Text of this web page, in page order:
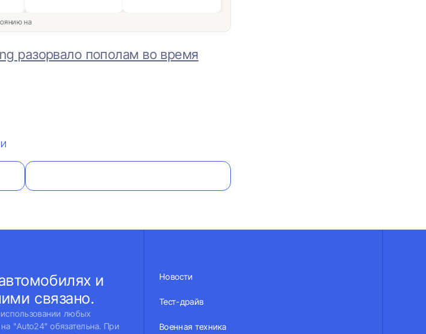
на
разорвало пополам во время
и
связано.
любых
"Auto24" обязательна. При
Новости
Тест-драйв
Военная техника